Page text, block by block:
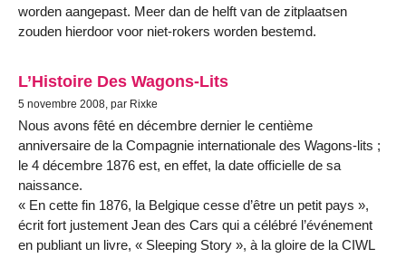
worden aangepast. Meer dan de helft van de zitplaatsen
zouden hierdoor voor niet-rokers worden bestemd.
L’Histoire Des Wagons-Lits
5 novembre 2008, par Rixke
Nous avons fêté en décembre dernier le centième
anniversaire de la Compagnie internationale des Wagons-lits ;
le 4 décembre 1876 est, en effet, la date officielle de sa
naissance.
« En cette fin 1876, la Belgique cesse d’être un petit pays »,
écrit fort justement Jean des Cars qui a célébré l’événement
en publiant un livre, « Sleeping Story », à la gloire de la CIWL